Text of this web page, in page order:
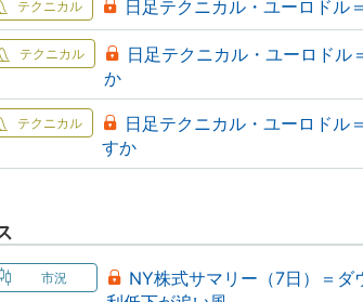
日足テクニカル・ユーロドル
日足テクニカル・ユーロドル
か
日足テクニカル・ユーロドル
すか
NY株式サマリー（7日）＝